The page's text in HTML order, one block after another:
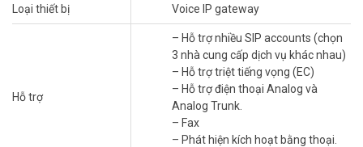
– Fax
– Phát hiện kích hoạt bằng thoại.
Đặt hàng mua ngay sản phẩm GRANDSTREAM GXW4232 mới
nhất, xin vui lòng liên hệ HOTLINE 1900.9259 để được hỗ trợ chu
đáo. Tham khảo thêm sản phẩm tại website
Loại thiết bị Voice IP gateway
Hỗ trợ
– Hỗ trợ nhiều SIP accounts (chọn
3 nhà cung cấp dịch vụ khác nhau)
– Hỗ trợ triệt tiếng vọng (EC)
– Hỗ trợ điện thoại Analog và
Analog Trunk.
– Fax
– Phát hiện kích hoạt bằng thoại.